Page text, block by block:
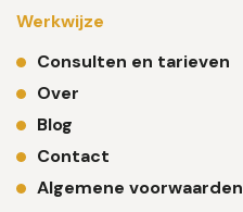
Werkwijze
Consulten en tarieven
Over
Blog
Contact
Algemene voorwaarden